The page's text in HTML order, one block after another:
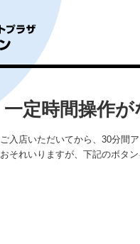
一定時間操作
ご入店いただいてから、30分間
おそれいりますが、下記のボタ